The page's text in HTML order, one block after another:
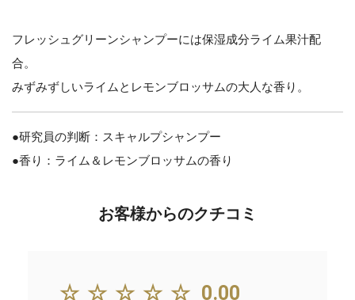
フレッシュグリーンシャンプーには保湿成分ライム果汁配
合。
みずみずしいライムとレモンブロッサムの大人な香り。
●研究員の判断：スキャルプシャンプー
●香り：ライム＆レモンブロッサムの香り
お客様からのクチコミ
☆☆☆☆☆ 0.00